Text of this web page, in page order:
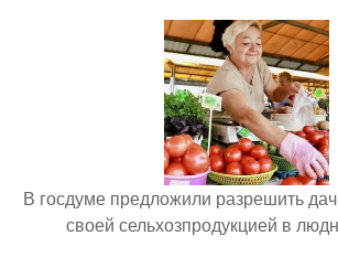
В госдуме предложили разрешить
своей сельхозпродукцией в